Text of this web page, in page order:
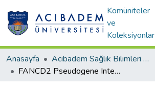
Komüniteler
ve
Koleksiyonlar
Anasayfa Acıbadem Sağlık Bilimleri Dergisi
FANCD2 Pseudogene Interference in Fanconi Anemia: Lessons from a Seven-Patient Turkish Cohort